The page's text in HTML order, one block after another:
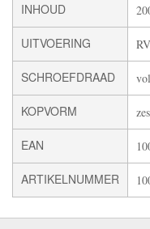
INHOUD
UITVOERING
SCHROEFDRAAD
KOPVORM
EAN
ARTIKELNUMMER